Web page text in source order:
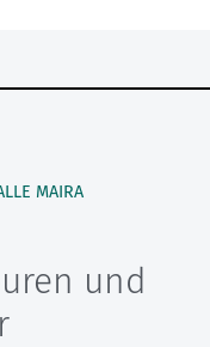
MAIRA
und